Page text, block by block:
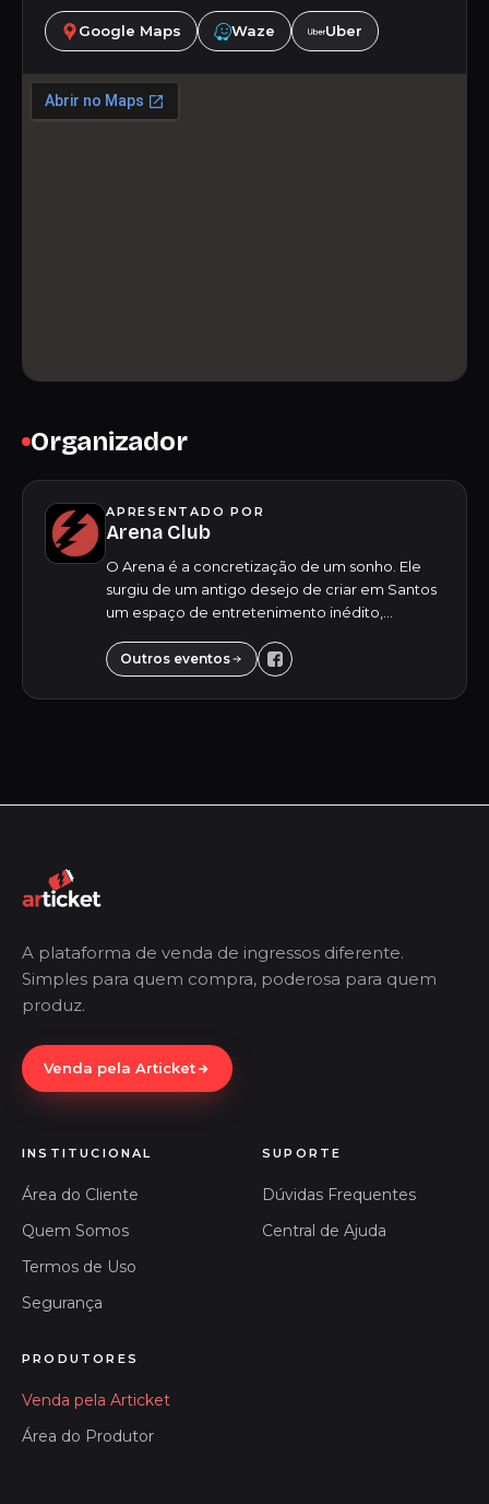
Google Maps Waze Uber
Organizador
APRESENTADO POR
Arena Club
O Arena é a concretização de um sonho. Ele
surgiu de um antigo desejo de criar em Santos
um espaço de entretenimento inédito,
experiência única e inesquecível. Destacando-
se pela versa...
Outros eventos
A plataforma de venda de ingressos diferente.
Simples para quem compra, poderosa para quem
produz.
Venda pela Articket
INSTITUCIONAL
Área do Cliente
Quem Somos
Termos de Uso
Segurança
SUPORTE
Dúvidas Frequentes
Central de Ajuda
PRODUTORES
Venda pela Articket
Área do Produtor